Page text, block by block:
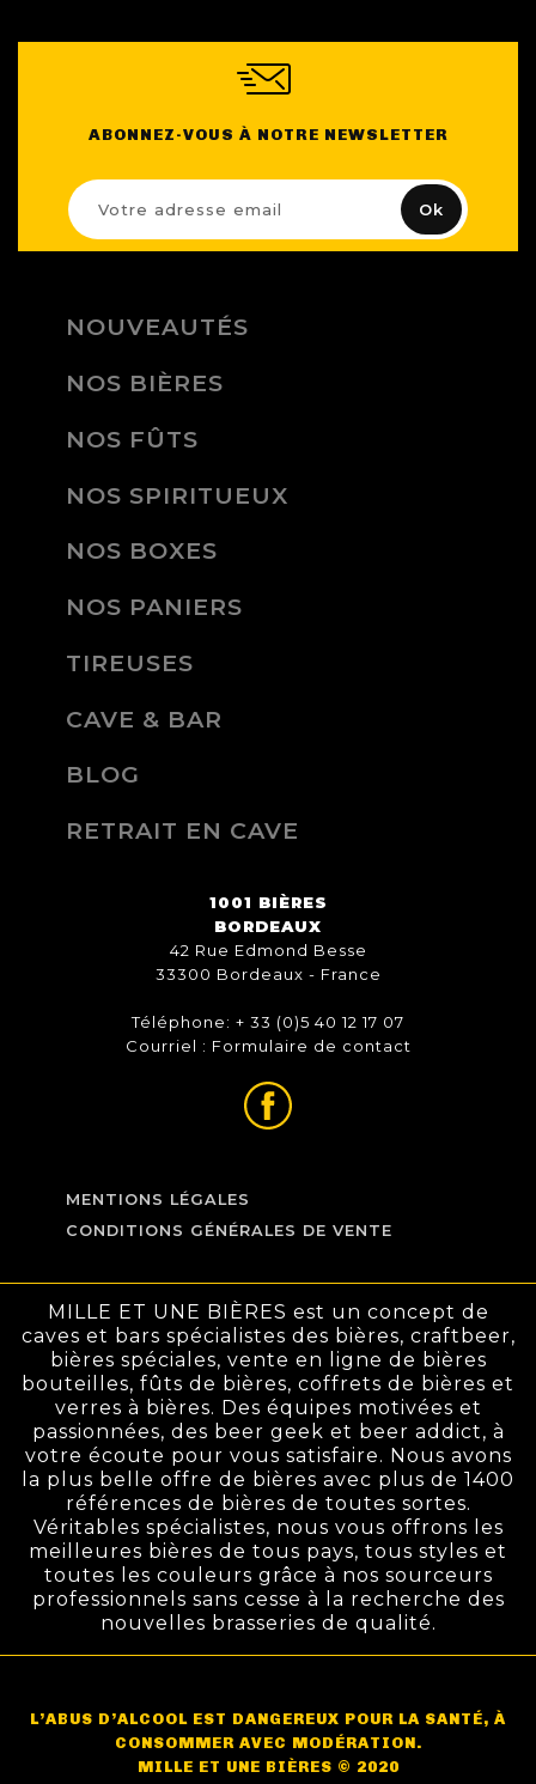
ABONNEZ-VOUS À NOTRE NEWSLETTER
NOUVEAUTÉS
NOS BIÈRES
NOS FÛTS
NOS SPIRITUEUX
NOS BOXES
NOS PANIERS
TIREUSES
CAVE & BAR
BLOG
RETRAIT EN CAVE
1001 BIÈRES
BORDEAUX
42 Rue Edmond Besse
33300 Bordeaux - France
Téléphone: + 33 (0)5 40 12 17 07
Courriel : Formulaire de contact
MENTIONS LÉGALES
CONDITIONS GÉNÉRALES DE VENTE
MILLE ET UNE BIÈRES est un concept de
caves et bars spécialistes des bières, craftbeer,
bières spéciales, vente en ligne de bières
bouteilles, fûts de bières, coffrets de bières et
verres à bières. Des équipes motivées et
passionnées, des beer geek et beer addict, à
votre écoute pour vous satisfaire. Nous avons
la plus belle offre de bières avec plus de 1400
références de bières de toutes sortes.
Véritables spécialistes, nous vous offrons les
meilleures bières de tous pays, tous styles et
toutes les couleurs grâce à nos sourceurs
professionnels sans cesse à la recherche des
nouvelles brasseries de qualité.
L’ABUS D’ALCOOL EST DANGEREUX POUR LA SANTÉ, À
CONSOMMER AVEC MODÉRATION.
MILLE ET UNE BIÈRES © 2020